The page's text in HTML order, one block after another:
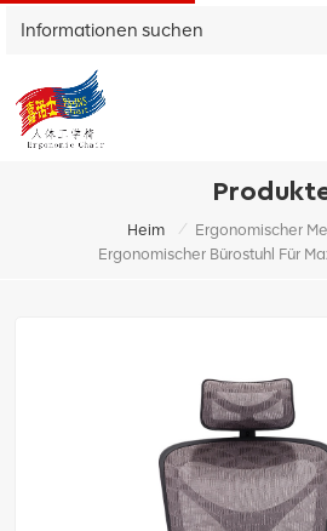
Heim / Ergonomischer
Ergonomischer Bürostuhl Für